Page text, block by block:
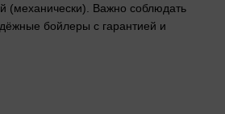
(механически). Важно соблюдать
бойлеры с гарантией и